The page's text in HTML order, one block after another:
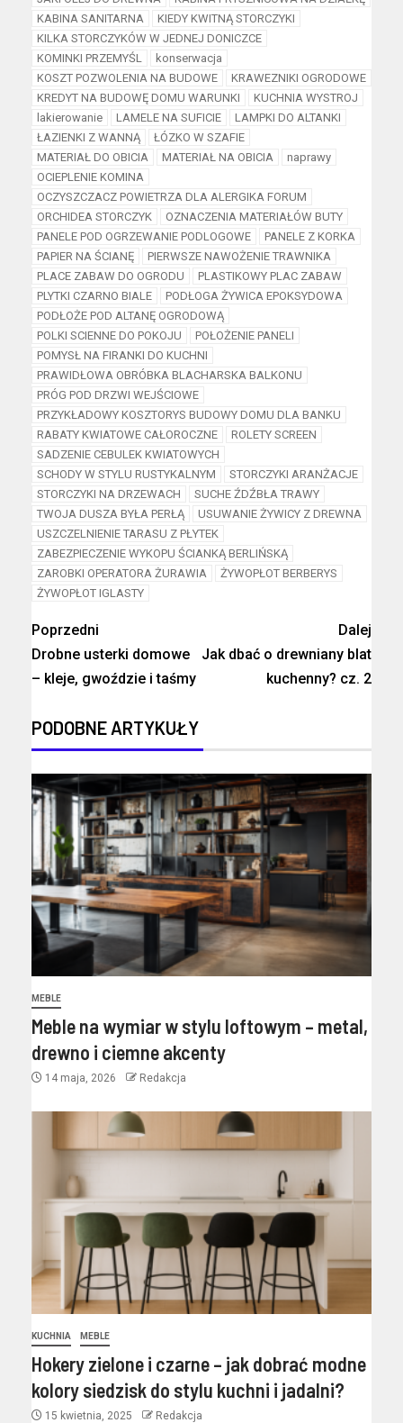
KABINA SANITARNA
KIEDY KWITNĄ STORCZYKI
KILKA STORCZYKÓW W JEDNEJ DONICZCE
KOMINKI PRZEMYŚL
konserwacja
KOSZT POZWOLENIA NA BUDOWE
KRAWEZNIKI OGRODOWE
KREDYT NA BUDOWĘ DOMU WARUNKI
KUCHNIA WYSTROJ
lakierowanie
LAMELE NA SUFICIE
LAMPKI DO ALTANKI
ŁAZIENKI Z WANNĄ
ŁÓZKO W SZAFIE
MATERIAŁ DO OBICIA
MATERIAŁ NA OBICIA
naprawy
OCIEPLENIE KOMINA
OCZYSZCZACZ POWIETRZA DLA ALERGIKA FORUM
ORCHIDEA STORCZYK
OZNACZENIA MATERIAŁÓW BUTY
PANELE POD OGRZEWANIE PODLOGOWE
PANELE Z KORKA
PAPIER NA ŚCIANĘ
PIERWSZE NAWOŻENIE TRAWNIKA
PLACE ZABAW DO OGRODU
PLASTIKOWY PLAC ZABAW
PLYTKI CZARNO BIALE
PODŁOGA ŻYWICA EPOKSYDOWA
PODŁOŻE POD ALTANĘ OGRODOWĄ
POLKI SCIENNE DO POKOJU
POŁOŻENIE PANELI
POMYSŁ NA FIRANKI DO KUCHNI
PRAWIDŁOWA OBRÓBKA BLACHARSKA BALKONU
PRÓG POD DRZWI WEJŚCIOWE
PRZYKŁADOWY KOSZTORYS BUDOWY DOMU DLA BANKU
RABATY KWIATOWE CAŁOROCZNE
ROLETY SCREEN
SADZENIE CEBULEK KWIATOWYCH
SCHODY W STYLU RUSTYKALNYM
STORCZYKI ARANŻACJE
STORCZYKI NA DRZEWACH
SUCHE ŹDŹBŁA TRAWY
TWOJA DUSZA BYŁA PERŁĄ
USUWANIE ŻYWICY Z DREWNA
USZCZELNIENIE TARASU Z PŁYTEK
ZABEZPIECZENIE WYKOPU ŚCIANKĄ BERLIŃSKĄ
ZAROBKI OPERATORA ŻURAWIA
ŻYWOPŁOT BERBERYS
ŻYWOPŁOT IGLASTY
Poprzedni
Drobne usterki domowe
– kleje, gwoździe i taśmy
Dalej
Jak dbać o drewniany blat
kuchenny? cz. 2
PODOBNE ARTYKUŁY
MEBLE
Meble na wymiar w stylu loftowym – metal,
drewno i ciemne akcenty
14 maja, 2026 Redakcja
KUCHNIA MEBLE
Hokery zielone i czarne – jak dobrać modne
kolory siedzisk do stylu kuchni i jadalni?
15 kwietnia, 2025 Redakcja